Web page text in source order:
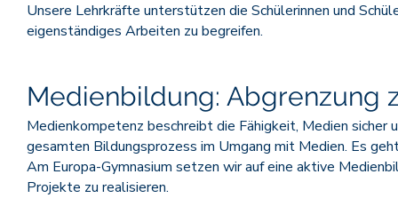
Unsere Lehrkräfte unterstützen die Schülerinnen und
eigenständiges Arbeiten zu begreifen.
Medienbildung: Abgrenzung
Medienkompetenz beschreibt die Fähigkeit, Medien sicher
gesamten Bildungsprozess im Umgang mit Medien. Es
Am Europa-Gymnasium setzen wir auf eine aktive
Projekte zu realisieren.